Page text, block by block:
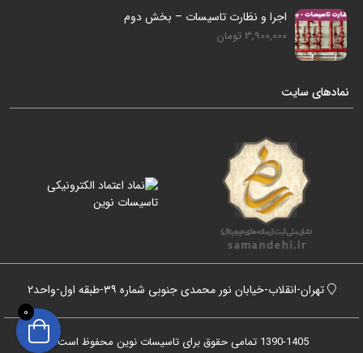
اجرا و نظارت تاسیسات – بخش دوم
3,900,000 تومان
نمادهای سایت
تهران-انقلاب-خیابان نور محمدی جنوبی شماره ۳۹-طبقه اول-واحد۲
1390-1405 تمامی حقوق برای تاسیسات نوین محفوظ است.
0